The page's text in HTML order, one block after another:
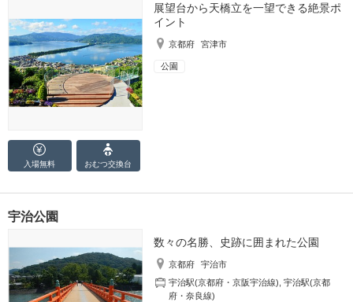
展望台から天橋立を一望できる絶景ポ
イント
京都府 宮津市
公園
入場無料 おむつ交換台
宇治公園
数々の名勝、史跡に囲まれた公園
京都府
宇治市
宇治駅(京都府・京阪宇治線) ,宇治駅(京都
府・奈良線)